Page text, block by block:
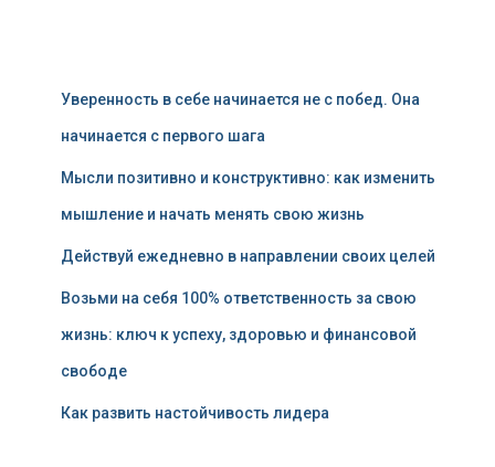
Уверенность в себе начинается не с побед. Она
начинается с первого шага
Мысли позитивно и конструктивно: как изменить
мышление и начать менять свою жизнь
Действуй ежедневно в направлении своих целей
Возьми на себя 100% ответственность за свою
жизнь: ключ к успеху, здоровью и финансовой
свободе
Как развить настойчивость лидера